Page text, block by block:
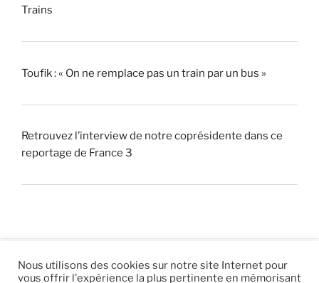
Trains
Toufik : « On ne remplace pas un train par un bus »
Retrouvez l’interview de notre coprésidente dans ce
reportage de France 3
Nous utilisons des cookies sur notre site Internet pour
vous offrir l'expérience la plus pertinente en mémorisant